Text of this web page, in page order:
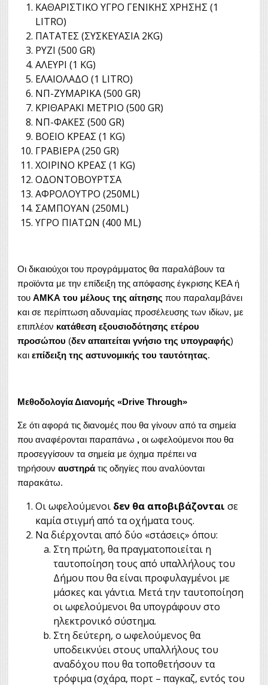
ΚΑΘΑΡΙΣΤΙΚΟ ΥΓΡΟ ΓΕΝΙΚΗΣ ΧΡΗΣΗΣ (1
LITRO)
ΠΑΤΑΤΕΣ (ΣΥΣΚΕΥΑΣΙΑ 2KG)
ΡΥΖΙ (500 GR)
ΑΛΕΥΡΙ (1 KG)
ΕΛΑΙΟΛΑΔΟ (1 LITRO)
ΝΠ-ΖΥΜΑΡΙΚΑ (500 GR)
ΚΡΙΘΑΡΑΚΙ ΜΕΤΡΙΟ (500 GR)
ΝΠ-ΦΑΚΕΣ (500 GR)
ΒΟΕΙΟ ΚΡΕΑΣ (1 KG)
ΓΡΑΒΙΕΡΑ (250 GR)
ΧΟΙΡΙΝΟ ΚΡΕΑΣ (1 KG)
ΟΔΟΝΤΟΒΟΥΡΤΣΑ
ΑΦΡOΛΟΥΤΡΟ (250ML)
ΣΑΜΠΟΥΑΝ (250ML)
ΥΓΡΟ ΠΙΑΤΩΝ (400 ML)
Οι δικαιούχοι του προγράμματος θα παραλάβουν τα
προϊόντα με την επίδειξη της απόφασης έγκρισης ΚΕΑ ή
του ΑΜΚΑ του μέλους της αίτησης που παραλαμβάνει
και σε περίπτωση αδυναμίας προσέλευσης των ιδίων, με
επιπλέον κατάθεση εξουσιοδότησης ετέρου
προσώπου (δεν απαιτείται γνήσιο της υπογραφής)
και επίδειξη της αστυνομικής του ταυτότητας.
Μεθοδολογία Διανομής «Drive Through»
Σε ότι αφορά τις διανομές που θα γίνουν από τα σημεία
που αναφέρονται παραπάνω , οι ωφελούμενοι που θα
προσεγγίσουν τα σημεία με όχημα πρέπει να
τηρήσουν αυστηρά τις οδηγίες που αναλύονται
παρακάτω.
Οι ωφελούμενοι δεν θα αποβιβάζονται σε
καμία στιγμή από τα οχήματα τους.
Να διέρχονται από δύο «στάσεις» όπου:
Στη πρώτη, θα πραγματοποιείται η
ταυτοποίηση τους από υπαλλήλους του
Δήμου που θα είναι προφυλαγμένοι με
μάσκες και γάντια. Μετά την ταυτοποίηση
οι ωφελούμενοι θα υπογράφουν στο
ηλεκτρονικό σύστημα.
Στη δεύτερη, ο ωφελούμενος θα
υποδεικνύει στους υπαλλήλους του
αναδόχου που θα τοποθετήσουν τα
τρόφιμα (σχάρα, πορτ – παγκαζ, εντός του